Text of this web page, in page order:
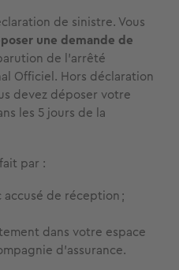
de sinistre. Vous
une demande de
de l’arrêté
Officiel. Hors déclaration
devez déposer votre
les 5 jours de la
par :
de réception ;
dans votre espace
d’assurance.